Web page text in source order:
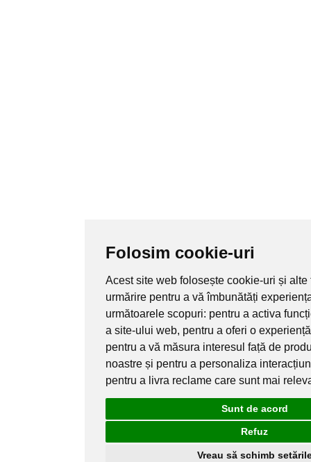
Folosim cookie-uri
Acest site web folosește cookie-uri și
urmărire pentru a vă îmbunătăți
următoarele scopuri: pentru a activa
a site-ului web, pentru a oferi o
pentru a vă măsura interesul față de
noastre și pentru a personaliza
pentru a livra reclame care sunt mai
Sunt de acord
Refuz
Vreau să schimb